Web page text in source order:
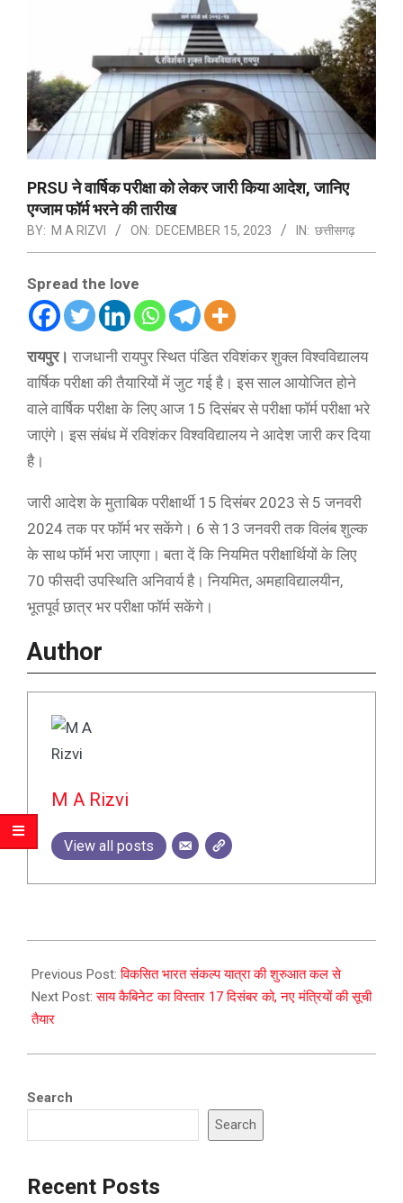
PRSU ने वार्षिक परीक्षा को लेकर जारी किया आदेश, जानिए
एग्जाम फॉर्म भरने की तारीख
BY: M A RIZVI ON: DECEMBER 15, 2023 IN: छत्तीसगढ़
Spread the love
रायपुर। राजधानी रायपुर स्थित पंडित रविशंकर शुक्ल विश्वविद्यालय
वार्षिक परीक्षा की तैयारियों में जुट गई है। इस साल आयोजित होने
वाले वार्षिक परीक्षा के लिए आज 15 दिसंबर से परीक्षा फॉर्म परीक्षा भरे
जाएंगे। इस संबंध में रविशंकर विश्वविद्यालय ने आदेश जारी कर दिया
है।
जारी आदेश के मुताबिक परीक्षार्थी 15 दिसंबर 2023 से 5 जनवरी
2024 तक पर फॉर्म भर सकेंगे। 6 से 13 जनवरी तक विलंब शुल्क
के साथ फॉर्म भरा जाएगा। बता दें कि नियमित परीक्षार्थियों के लिए
70 फीसदी उपस्थिति अनिवार्य है। नियमित, अमहाविद्यालयीन,
भूतपूर्व छात्र भर परीक्षा फॉर्म सकेंगे।
Author
M A Rizvi
View all posts
12-
15
Previous Post:विकसित भारत संकल्प यात्रा की शुरुआत कल से
Next Post:साय कैबिनेट का विस्तार 17 दिसंबर को, नए मंत्रियों की सूची
तैयार
Search
Search
Recent Posts